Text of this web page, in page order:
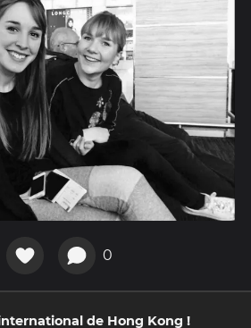
0
de Hong Kong !